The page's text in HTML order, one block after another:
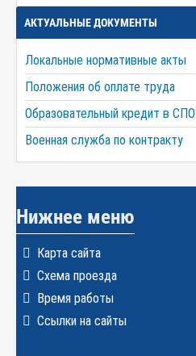
АКТУАЛЬНЫЕ ДОКУМЕНТЫ
Локальные нормативные акты
Положения об оплате труда
Образовательный кредит в СПО
Военная служба по контракту
Нижнее меню
Карта сайта
Схема проезда
Время работы
Ссылки на сайты